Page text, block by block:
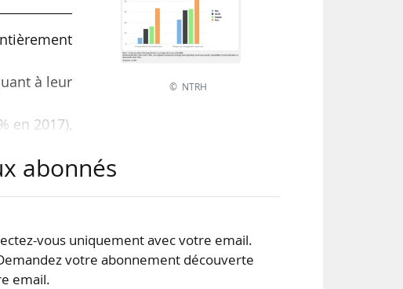
à leur
en 2017),
par
de
© NTRH
abonnés
vous uniquement avec votre email.
votre abonnement découverte
email.